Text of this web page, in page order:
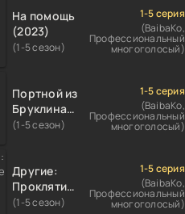
На помощь
(2023)
(1-5 сезон)
1-5 серия
(BaibaKo,
Профессиональный
многоголосый)
Портной из
Бруклина
(2023)
(1-5 сезон)
1-5 серия
(BaibaKo,
Профессиональный
многоголосый)
Другие:
Проклятие
кукушки
(1-5 сезон)
1-5 серия
(BaibaKo,
Профессиональный
многоголосый)